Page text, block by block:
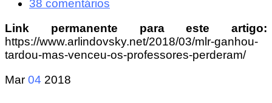
38 comentários
Link permanente para este artigo:
https://www.arlindovsky.net/2018/03/mlr-ganhou-
tardou-mas-venceu-os-professores-perderam/
Mar 04 2018